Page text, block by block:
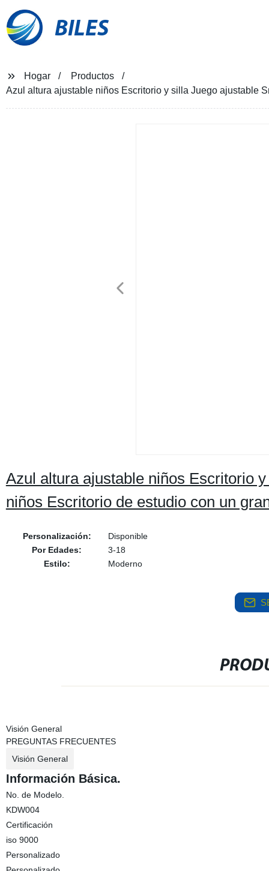
BILES
Hogar
Productos
Azul altura ajustable niños Escritorio y silla Juego ajustable
Azul altura ajustable niños Escritorio
niños Escritorio de estudio con un
Personalización:
Disponible
Por Edades:
3-18
Estilo:
Moderno
Visión General
PREGUNTAS FRECUENTES
Visión General
Información Básica.
No. de Modelo.
KDW004
Certificación
iso 9000
Personalizado